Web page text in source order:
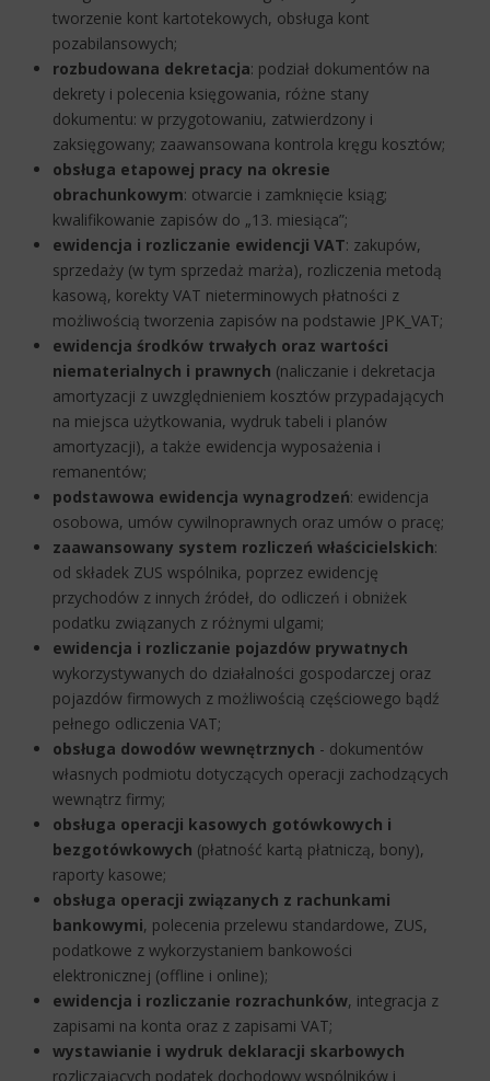
tworzenie kont kartotekowych, obsługa kont
pozabilansowych;
rozbudowana dekretacja: podział dokumentów na
dekrety i polecenia księgowania, różne stany
dokumentu: w przygotowaniu, zatwierdzony i
zaksięgowany; zaawansowana kontrola kręgu kosztów;
obsługa etapowej pracy na okresie
obrachunkowym: otwarcie i zamknięcie ksiąg;
kwalifikowanie zapisów do „13. miesiąca”;
ewidencja i rozliczanie ewidencji VAT: zakupów,
sprzedaży (w tym sprzedaż marża), rozliczenia metodą
kasową, korekty VAT nieterminowych płatności z
możliwością tworzenia zapisów na podstawie JPK_VAT;
ewidencja środków trwałych oraz wartości
niematerialnych i prawnych (naliczanie i dekretacja
amortyzacji z uwzględnieniem kosztów przypadających
na miejsca użytkowania, wydruk tabeli i planów
amortyzacji), a także ewidencja wyposażenia i
remanentów;
podstawowa ewidencja wynagrodzeń: ewidencja
osobowa, umów cywilnoprawnych oraz umów o pracę;
zaawansowany system rozliczeń właścicielskich:
od składek ZUS wspólnika, poprzez ewidencję
przychodów z innych źródeł, do odliczeń i obniżek
podatku związanych z różnymi ulgami;
ewidencja i rozliczanie pojazdów prywatnych
wykorzystywanych do działalności gospodarczej oraz
pojazdów firmowych z możliwością częściowego bądź
pełnego odliczenia VAT;
obsługa dowodów wewnętrznych - dokumentów
własnych podmiotu dotyczących operacji zachodzących
wewnątrz firmy;
obsługa operacji kasowych gotówkowych i
bezgotówkowych (płatność kartą płatniczą, bony),
raporty kasowe;
obsługa operacji związanych z rachunkami
bankowymi, polecenia przelewu standardowe, ZUS,
podatkowe z wykorzystaniem bankowości
elektronicznej (offline i online);
ewidencja i rozliczanie rozrachunków, integracja z
zapisami na konta oraz z zapisami VAT;
wystawianie i wydruk deklaracji skarbowych
rozliczających podatek dochodowy wspólników i